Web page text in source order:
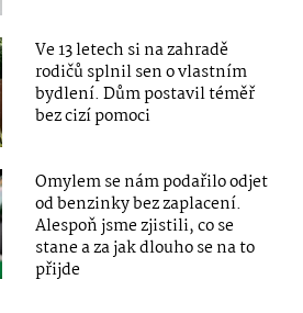
Ve 13 letech si na zahradě
rodičů splnil sen o vlastním
bydlení. Dům postavil téměř
bez cizí pomoci
Omylem se nám podařilo odjet
od benzinky bez zaplacení.
Alespoň jsme zjistili, co se
stane a za jak dlouho se na to
přijde